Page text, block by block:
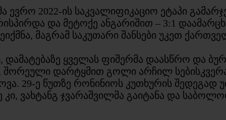
2022-ის საკვალიფიკაციო ეტაპი
და მეტოქე ანგარიშით – 3:1
მაგრამ საკუთარი შანსები უკეთ
დამატებაზე ყველას ფიშერმა დაასწრო და
შორეული დარტყმით გოლი არჩილ
29-ე წუთზე რონინიოს კუთხურის
ვახტანგ ჯვარაშვილმა გაიტანა და